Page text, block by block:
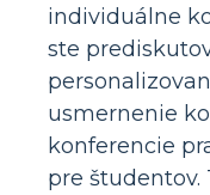
individuálne
ste
usmernenie
konferencie
pre